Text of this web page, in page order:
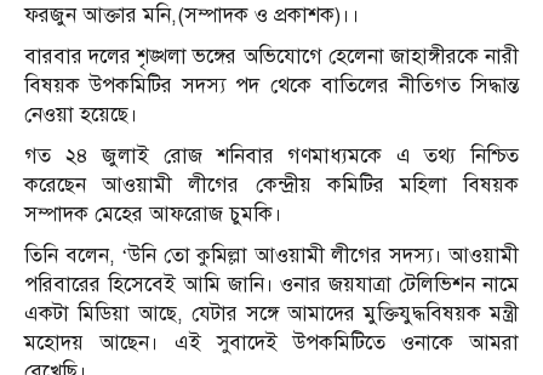
ফরজুন আক্তার মনি,(সম্পাদক ও প্রকাশক)।।
বারবার দলের শৃঙ্খলা ভঙ্গের অভিযোগে হেলেনা জাহাঙ্গীরকে নারী
বিষয়ক উপকমিটির সদস্য পদ থেকে বাতিলের নীতিগত সিদ্ধান্ত
নেওয়া হয়েছে।
গত ২৪ জুলাই রোজ শনিবার গণমাধ্যমকে এ তথ্য নিশ্চিত
করেছেন আওয়ামী লীগের কেন্দ্রীয় কমিটির মহিলা বিষয়ক
সম্পাদক মেহের আফরোজ চুমকি।
তিনি বলেন, ‘উনি তো কুমিল্লা আওয়ামী লীগের সদস্য। আওয়ামী
পরিবারের হিসেবেই আমি জানি। ওনার জয়যাত্রা টেলিভিশন নামে
একটা মিডিয়া আছে, যেটার সঙ্গে আমাদের মুক্তিযুদ্ধবিষয়ক মন্ত্রী
মহোদয় আছেন। এই সুবাদেই উপকমিটিতে ওনাকে আমরা